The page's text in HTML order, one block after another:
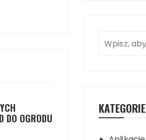
DO OGRODU
KATEGORIE